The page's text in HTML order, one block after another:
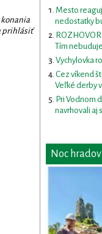
prihlásiť
Mesto
nedostatky
Tím
Vychylovka
Cez víkend
Veľké derby
Pri Vodnom
navrhovali aj
Noc